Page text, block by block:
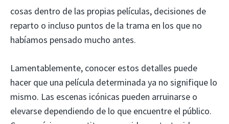
cosas dentro de las propias películas, decisiones de
reparto o incluso puntos de la trama en los que no
habíamos pensado mucho antes.
Lamentablemente, conocer estos detalles puede
hacer que una película determinada ya no signifique lo
mismo. Las escenas icónicas pueden arruinarse o
elevarse dependiendo de lo que encuentre el público.